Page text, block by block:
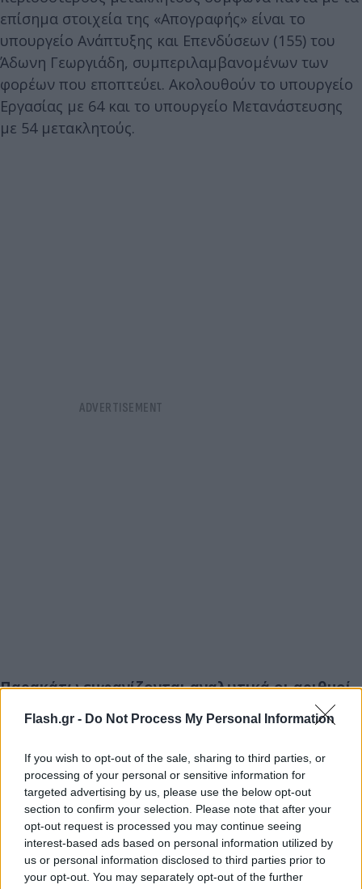
Flash.gr - Do Not Process My Personal Information
If you wish to opt-out of the sale, sharing to third parties, or
processing of your personal or sensitive information for
targeted advertising by us, please use the below opt-out
section to confirm your selection. Please note that after your
opt-out request is processed you may continue seeing
interest-based ads based on personal information utilized by
us or personal information disclosed to third parties prior to
your opt-out. You may separately opt-out of the further
επίσημα στοιχεία της «Απογραφής» είναι το
υπουργείο Ανάπτυξης και Επενδύσεων (155) του
Άδωνη Γεωργιάδη, συμπεριλαμβανομένων των
φορέων που εποπτεύει. Ακολουθούν το υπουργείο
Εργασίας με 64 και το υπουργείο Μετανάστευσης
με 54 μετακλητούς.
Παρακάτω εμφανίζονται αναλυτικά οι αριθμοί
των μετακλητών υπαλλήλων μήνα – μήνα, όπως
παρουσιάστηκε στην «Εφημερίδα των
Συντακτών»:
Είχε γίνει θέμα σε εφημερίδα στο εξωτερικό